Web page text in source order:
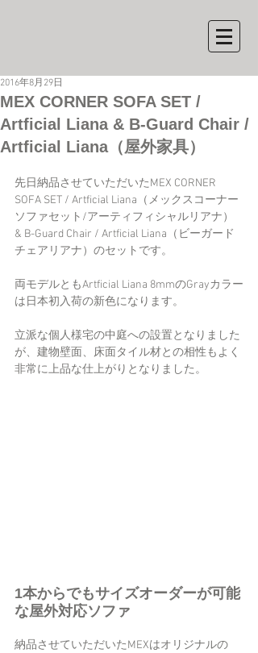
MEX CORNER SOFA SET /
Artficial Liana & B-Guard Chair /
Artficial Liana（屋外家具）
2016年8月29日
先日納品させていただいたMEX CORNER
SOFA SET / Artficial Liana（メックスコーナー
ソファセット/アーティフィシャルリアナ）
& B-Guard Chair / Artficial Liana（ビーガード
チェアリアナ）のセットです。
両モデルともArtficial Liana 8mmのGrayカラー
は日本初入荷の新色になります。
立派な個人様宅の中庭への設置となりました
が、建物壁面、床面タイル材との相性もよく
非常に上品な仕上がりとなりました。
1本からでもサイズオーダーが可能
な屋外対応ソファ
納品させていただいたMEXはオリジナルの